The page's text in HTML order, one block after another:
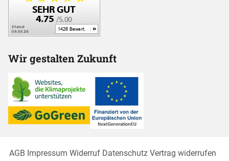
Wir gestalten Zukunft
AGB Impressum Widerruf Datenschutz Vertrag widerrufen